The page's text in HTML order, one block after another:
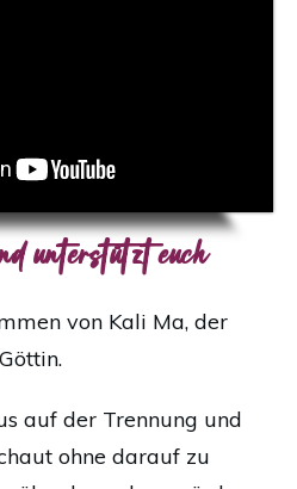
unterstützt euch
von Kali Ma, der
auf der Trennung und
ohne darauf zu